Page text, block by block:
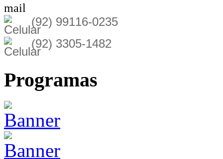
(92) 99116-0235
(92) 3305-1482
Programas